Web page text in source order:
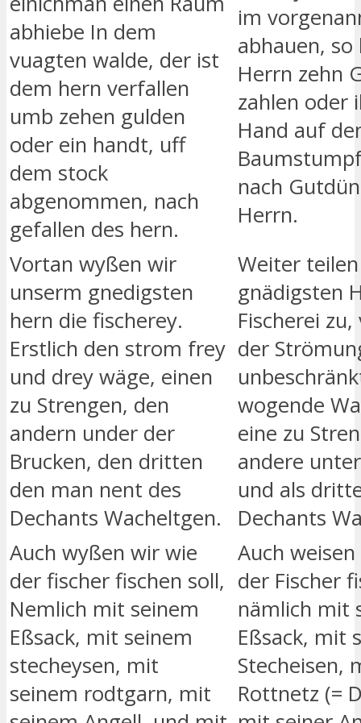
abhiebe In dem
vuagten walde, der ist
dem hern verfallen
umb zehen gulden
oder ein handt, uff
dem stock
abgenommen, nach
gefallen des hern.
im
abhauen,
Herrn zehn
zahlen oder
Hand auf
nach
Herrn.
Vortan wyßen wir
unserm gnedigsten
hern die fischerey.
Erstlich den strom frey
und drey wäge, einen
zu Strengen, den
andern under der
Brucken, den dritten
den man nent des
Dechants Wacheltgen.
Weiter
gnädigsten
Fischerei
der
wogende
eine zu
andere
und als
Dechants
Auch wyßen wir wie
der fischer fischen soll,
Nemlich mit seinem
Eßsack, mit seinem
stecheysen, mit
seinem rodtgarn, mit
Auch
der Fischer
nämlich mit
Eßsack, mit
Stecheisen,
Rottnetz (=